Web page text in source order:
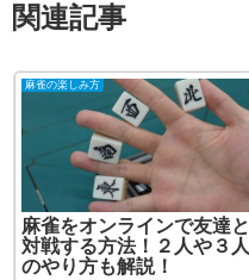
関連記事
麻雀の楽しみ方
麻雀をオンラインで友達と
対戦する方法！２人や３人
のやり方も解説！